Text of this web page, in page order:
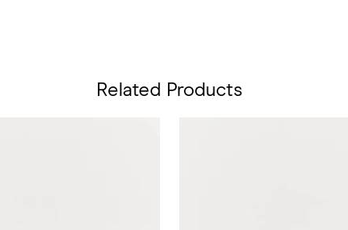
Related Products